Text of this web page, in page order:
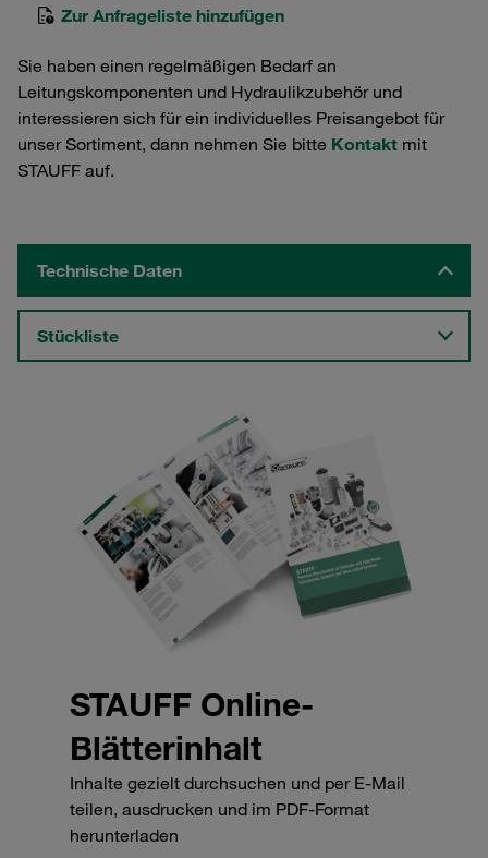
Zur Anfrageliste hinzufügen
Sie haben einen regelmäßigen Bedarf an
Leitungskomponenten und Hydraulikzubehör und
interessieren sich für ein individuelles Preisangebot für
unser Sortiment, dann nehmen Sie bitte Kontakt mit
STAUFF auf.
Technische Daten
Stückliste
STAUFF Online-
Blätterinhalt
Inhalte gezielt durchsuchen und per E-Mail
teilen, ausdrucken und im PDF-Format
herunterladen